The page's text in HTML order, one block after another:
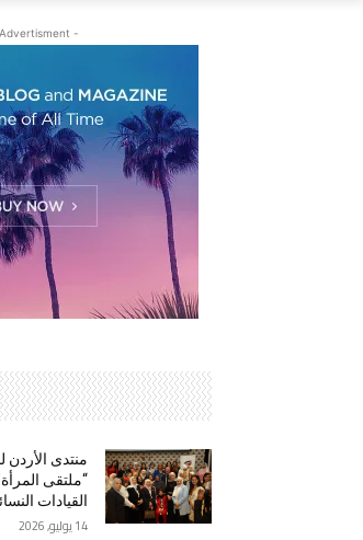
- Advertisment -
منتدى
“ملتقى
القيادات
14 يوليو, 2026